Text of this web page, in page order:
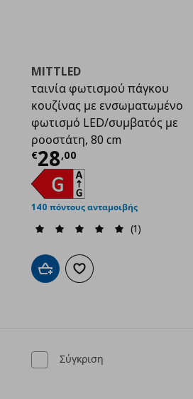
€ 18,00
MITTLED
ταινία φωτισμού πάγκου
κουζίνας με ενσωματωμένο
φωτισμό LED/συμβατός με
ροοστάτη, 80 cm
€28,00
Τρέχουσα τιμή
140 πόντους ανταμοιβής
(1)
Προσθήκη στο καλάθι
Προσθήκη στα αγαπημένα
Σύγκριση